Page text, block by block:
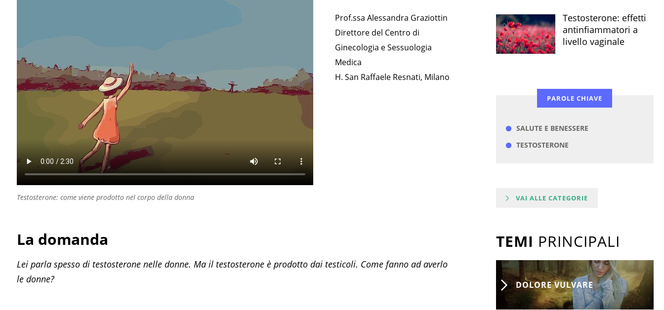
Testosterone: come viene prodotto nel corpo della donna
Prof.ssa Alessandra Graziottin
Direttore del Centro di
Ginecologia e Sessuologia
Medica
H. San Raffaele Resnati, Milano
La domanda
Lei parla spesso di testosterone nelle donne. Ma il testosterone è prodotto dai testicoli. Come fanno ad averlo
le donne?
Testosterone: effetti
antinfiammatori a
livello vaginale
PAROLE CHIAVE
SALUTE E BENESSERE
TESTOSTERONE
VAI ALLE CATEGORIE
TEMI PRINCIPALI
DOLORE VULVARE